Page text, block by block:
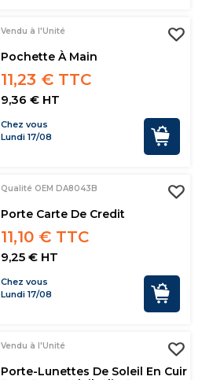
Vendu à l'Unité
Pochette À Main
11,23 € TTC
9,36 € HT
Chez vous
Lundi 17/08
Qualité OEM DA8043B
Porte Carte De Credit
11,10 € TTC
9,25 € HT
Chez vous
Lundi 17/08
Vendu à l'Unité
Porte-Lunettes De Soleil En Cuir